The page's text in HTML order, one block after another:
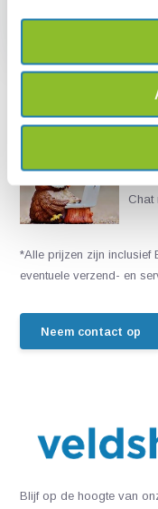
Chat
*Alle prijzen zijn inclusief
eventuele verzend- en
Neem contact op
Blijf op de hoogte van